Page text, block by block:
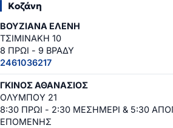
Κοζάνη
ΒΟΥΖΙΑΝΑ ΕΛΕΝΗ
ΤΣΙΜΙΝΑΚΗ 10
8 ΠΡΩΙ - 9 ΒΡΑΔΥ
2461036217
ΓΚΙΝΟΣ ΑΘΑΝΑΣΙΟΣ
ΟΛΥΜΠΟΥ 21
8:30 ΠΡΩΙ - 2:30 ΜΕΣΗΜΕΡΙ & 5:30
ΕΠΟΜΕΝΗΣ